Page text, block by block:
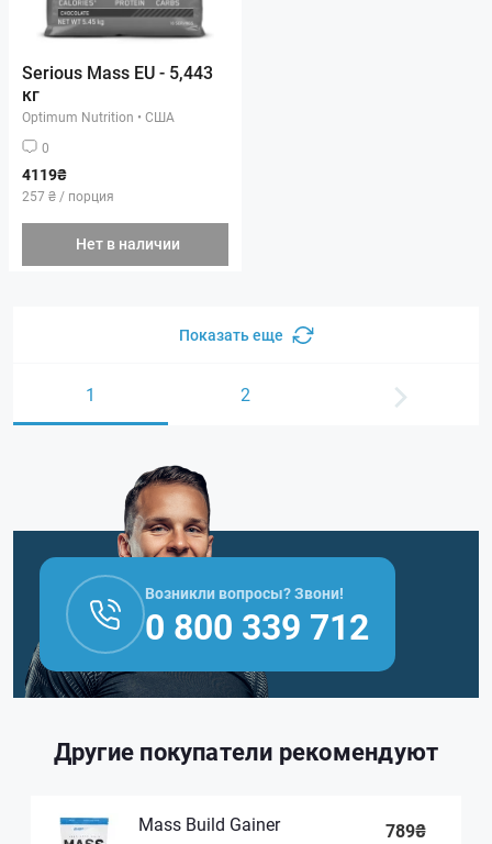
Serious Mass EU - 5,443
кг
Optimum Nutrition • США
0
4119₴
257 ₴ / порция
Нет в наличии
Показать еще
1 2
Возникли вопросы? Звони!
0 800 339 712
Другие покупатели рекомендуют
Mass Build Gainer 789₴